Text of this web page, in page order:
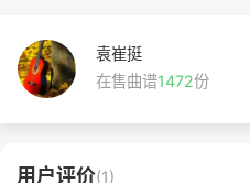
袁崔挺
在售曲谱1472份
用户评价(1)